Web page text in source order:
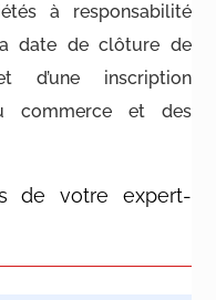
à responsabilité
date de clôture de
d’une inscription
commerce et des
de votre expert-